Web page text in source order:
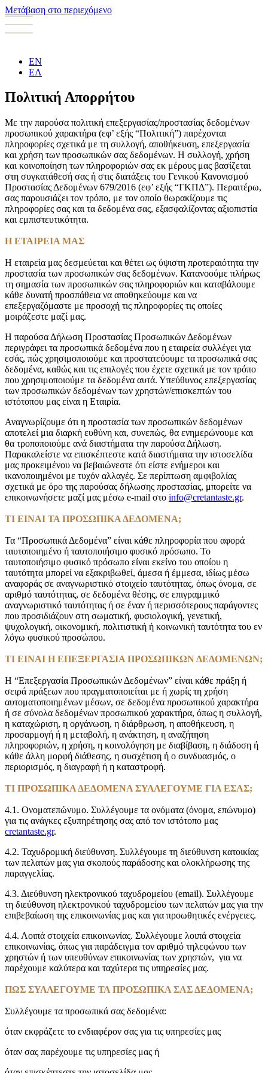
Μετάβαση στο περιεχόμενο
EN
ΕΛ
Πολιτική Απορρήτου
Mε την παρούσα πολιτική επεξεργασίας/προστασίας δεδομένων
προσωπικού χαρακτήρα (εφ’ εξής “Πολιτική”) παρέχονται
πληροφορίες σχετικά με τη συλλογή, αποθήκευση, επεξεργασία
και χρήση των προσωπικών σας δεδομένων. Η συλλογή, χρήση
και κοινοποίηση των πληροφοριών σας εκ μέρους μας βασίζεται
στη συγκατάθεσή σας ή στις διατάξεις του Γενικού Κανονισμού
Προστασίας Δεδομένων 679/2016 (εφ’ εξής “ΓΚΠΔ”). Περαιτέρω,
σας παρουσιάζει τον τρόπο, με τον οποίο θωρακίζουμε τις
πληροφορίες σας και τα δεδομένα σας, εξασφαλίζοντας αξιοπιστία
και εμπιστευτικότητα.
Η ΕΤΑΙΡΕΙΑ ΜΑΣ
Η εταιρεία μας δεσμεύεται και θέτει ως ύψιστη προτεραιότητα την
προστασία των προσωπικών σας δεδομένων. Κατανοούμε πλήρως
τη σημασία των προσωπικών σας πληροφοριών και καταβάλουμε
κάθε δυνατή προσπάθεια να αποθηκεύουμε και να
επεξεργαζόμαστε με προσοχή τις πληροφορίες τις οποίες
μοιράζεστε μαζί μας.
Η παρούσα Δήλωση Προστασίας Προσωπικών Δεδομένων
περιγράφει τα προσωπικά δεδομένα που η εταιρεία συλλέγει για
εσάς, πώς χρησιμοποιούμε και προστατεύουμε τα προσωπικά σας
δεδομένα, καθώς και τις επιλογές που έχετε σχετικά με τον τρόπο
που χρησιμοποιούμε τα δεδομένα αυτά. Υπεύθυνος επεξεργασίας
των προσωπικών δεδομένων των χρηστών/επισκεπτών του
ιστότοπου μας είναι η Εταιρία.
Αναγνωρίζουμε ότι η προστασία των προσωπικών δεδομένων
αποτελεί μια διαρκή ευθύνη και, συνεπώς, θα ενημερώνουμε και
θα τροποποιούμε ανά διαστήματα την παρούσα Δήλωση.
Παρακαλείστε να επισκέπτεστε κατά διαστήματα την ιστοσελίδα
μας προκειμένου να βεβαιώνεστε ότι είστε ενήμεροι και
ικανοποιημένοι με τυχόν αλλαγές. Σε περίπτωση αμφιβολίας
σχετικά με όρο της παρούσας δήλωσης προστασίας, μπορείτε να
επικοινωνήσετε μαζί μας μέσω e-mail στο info@cretantaste.gr.
ΤΙ ΕΙΝΑΙ ΤΑ ΠΡΟΣΩΠΙΚΑ ΔΕΔΟΜΕΝΑ;
Τα “Προσωπικά Δεδομένα” είναι κάθε πληροφορία που αφορά
ταυτοποιημένο ή ταυτοποιήσιμο φυσικό πρόσωπο. Το
ταυτοποιήσιμο φυσικό πρόσωπο είναι εκείνο του οποίου η
ταυτότητα μπορεί να εξακριβωθεί, άμεσα ή έμμεσα, ιδίως μέσω
αναφοράς σε αναγνωριστικό στοιχείο ταυτότητας, όπως όνομα, σε
αριθμό ταυτότητας, σε δεδομένα θέσης, σε επιγραμμικό
αναγνωριστικό ταυτότητας ή σε έναν ή περισσότερους παράγοντες
που προσιδιάζουν στη σωματική, φυσιολογική, γενετική,
ψυχολογική, οικονομική, πολιτιστική ή κοινωνική ταυτότητα του εν
λόγω φυσικού προσώπου.
ΤΙ ΕΙΝΑΙ Η ΕΠΕΞΕΡΓΑΣΙΑ ΠΡΟΣΩΠΙΚΩΝ ΔΕΔΟΜΕΝΩΝ;
Η “Επεξεργασία Προσωπικών Δεδομένων” είναι κάθε πράξη ή
σειρά πράξεων που πραγματοποιείται με ή χωρίς τη χρήση
αυτοματοποιημένων μέσων, σε δεδομένα προσωπικού χαρακτήρα
ή σε σύνολα δεδομένων προσωπικού χαρακτήρα, όπως η συλλογή,
η καταχώριση, η οργάνωση, η διάρθρωση, η αποθήκευση, η
προσαρμογή ή η μεταβολή, η ανάκτηση, η αναζήτηση
πληροφοριών, η χρήση, η κοινολόγηση με διαβίβαση, η διάδοση ή
κάθε άλλη μορφή διάθεσης, η συσχέτιση ή ο συνδυασμός, ο
περιορισμός, η διαγραφή ή η καταστροφή.
ΤΙ ΠΡΟΣΩΠΙΚΑ ΔΕΔΟΜΕΝΑ ΣΥΛΛΕΓΟΥΜΕ ΓΙΑ ΕΣΑΣ;
4.1. Ονοματεπώνυμο. Συλλέγουμε τα ονόματα (όνομα, επώνυμο)
για τις ανάγκες εξυπηρέτησης σας από τον ιστότοπο μας
cretantaste.gr.
4.2. Ταχυδρομική διεύθυνση. Συλλέγουμε τη διεύθυνση κατοικίας
των πελατών μας για σκοπούς παράδοσης και ολοκλήρωσης της
παραγγελίας.
4.3. Διεύθυνση ηλεκτρονικού ταχυδρομείου (email). Συλλέγουμε
τη διεύθυνση ηλεκτρονικού ταχυδρομείου των πελατών μας για την
επιβεβαίωση της επικοινωνίας μας και για προωθητικές ενέργειες.
4.4. Λοιπά στοιχεία επικοινωνίας. Συλλέγουμε λοιπά στοιχεία
επικοινωνίας, όπως για παράδειγμα τον αριθμό τηλεφώνου των
χρηστών ή των υπευθύνων επικοινωνίας των χρηστών, για να
παρέχουμε καλύτερα και ταχύτερα τις υπηρεσίες μας.
ΠΩΣ ΣΥΛΛΕΓΟΥΜΕ ΤΑ ΠΡΟΣΩΠΙΚΑ ΣΑΣ ΔΕΔΟΜΕΝΑ;
Συλλέγουμε τα προσωπικά σας δεδομένα:
όταν εκφράζετε το ενδιαφέρον σας για τις υπηρεσίες μας
όταν σας παρέχουμε τις υπηρεσίες μας ή